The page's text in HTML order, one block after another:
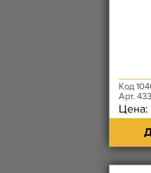
Код
Арт.
Цена: